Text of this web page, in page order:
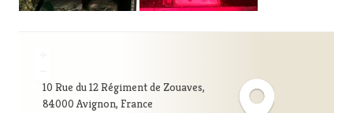
10 Rue du 12 Régiment de Zouaves,
84000 Avignon, France